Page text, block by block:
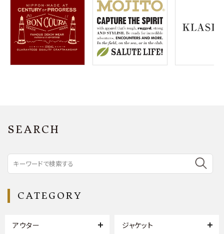
ACCOUNT MENU
ようこそ ゲスト 様
meeting_room ログイン 会員登録
SEARCH
CATEGORY
アウター ジャケット